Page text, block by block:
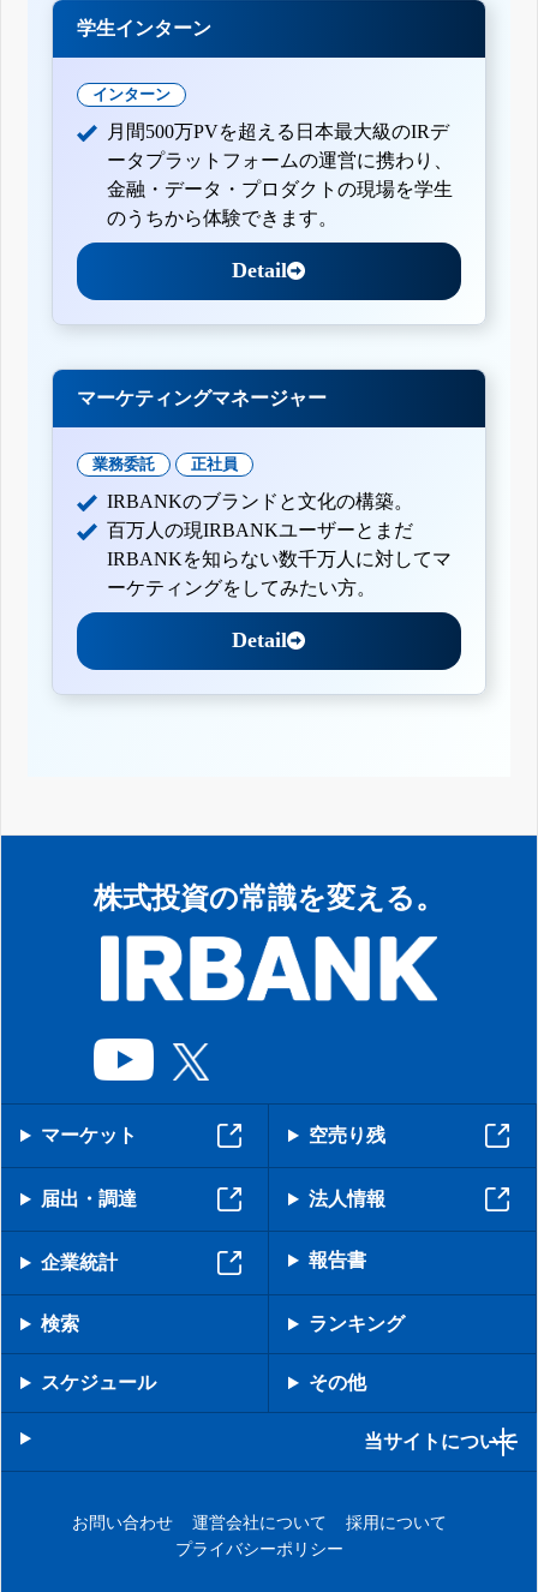
学生インターン
インターン
月間500万PVを超える日本最大級のIRデ
ータプラットフォームの運営に携わり、
金融・データ・プロダクトの現場を学生
のうちから体験できます。
Detail
マーケティングマネージャー
業務委託 正社員
IRBANKのブランドと文化の構築。
百万人の現IRBANKユーザーとまだ
IRBANKを知らない数千万人に対してマ
ーケティングをしてみたい方。
Detail
株式投資の常識を変える。
マーケット 空売り残
届出・調達 法人情報
企業統計 報告書
検索 ランキング
スケジュール その他
当サイトについて
お問い合わせ 運営会社について
採用について
プライバシーポリシー